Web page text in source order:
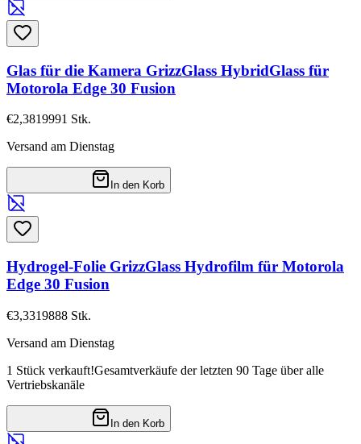
Glas für die Kamera GrizzGlass HybridGlass für
Motorola Edge 30 Fusion
€2,3819991 Stk.
Versand am Dienstag
In den Korb
Hydrogel-Folie GrizzGlass Hydrofilm für Motorola
Edge 30 Fusion
€3,3319888 Stk.
Versand am Dienstag
1 Stück verkauft!Gesamtverkäufe der letzten 90 Tage über alle
Vertriebskanäle
In den Korb